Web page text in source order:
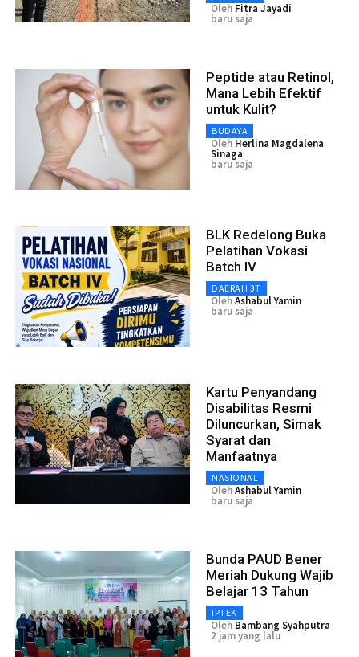
Oleh Fitra Jayadi
baru saja
Peptide atau Retinol,
Mana Lebih Efektif
untuk Kulit?
BUDAYA
Oleh Herlina Magdalena
Sinaga
baru saja
BLK Redelong Buka
Pelatihan Vokasi
Batch IV
DAERAH 3T
OlehAshabul Yamin
baru saja
Kartu Penyandang
Disabilitas Resmi
Diluncurkan, Simak
Syarat dan
Manfaatnya
NASIONAL
OlehAshabul Yamin
baru saja
Bunda PAUD Bener
Meriah Dukung Wajib
Belajar 13 Tahun
IPTEK
Oleh Bambang Syahputra
2 jam yang lalu